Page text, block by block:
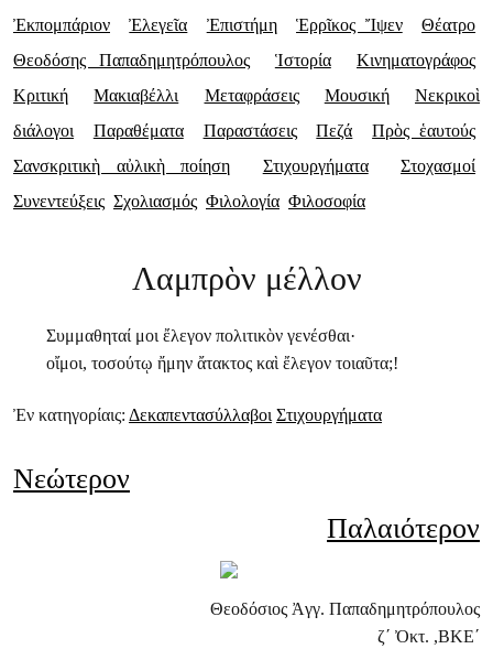
Ἐκπομπάριον
Ἐλεγεῖα Ἐπιστήμη Ἑρρῖκος Ἴψεν
Θέατρο
Θεοδόσης Παπαδημητρόπουλος
Ἱστορία
Κινηματογράφος
Κριτική
Μακιαβέλλι Μεταφράσεις Μουσική
Νεκρικοὶ
διάλογοι
Παραθέματα Παραστάσεις Πεζά
Πρὸς ἑαυτούς
Σανσκριτικὴ αὐλικὴ ποίηση
Στιχουργήματα
Στοχασμοί
Συνεντεύξεις Σχολιασμός Φιλολογία Φιλοσοφία
Λαμπρὸν μέλλον
Συμμαθηταί μοι ἔλεγον πολιτικὸν γενέσθαι·
οἴμοι, τοσούτῳ ἤμην ἄτακτος καὶ ἔλεγον τοιαῦτα;!
Ἐν κατηγορίαις: Δεκαπεντασύλλαβοι Στιχουργήματα
Νεώτερον
Παλαιότερον
Θεοδόσιος Ἀγγ. Παπαδημητρόπουλος
ζ΄ Ὀκτ. ,ΒΚΕ΄